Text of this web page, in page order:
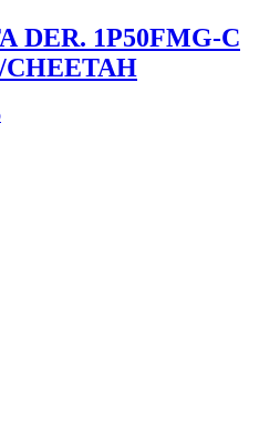
DER. 1P50FMG-C